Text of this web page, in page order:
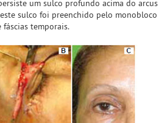
um sulco profundo acima do arcus
sulco foi preenchido pelo monobloco
fáscias temporais.